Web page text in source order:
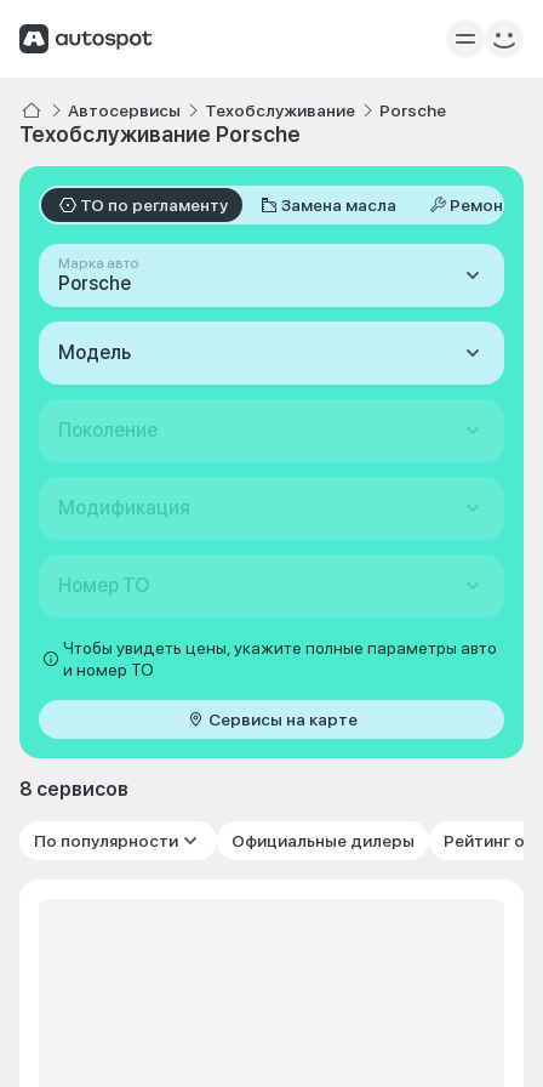
Автосервисы Техобслуживание Porsche
Техобслуживание Porsche
ТО по регламенту Замена масла Ремонт
Марка авто
Porsche
Модель
Поколение
Модификация
Номер ТО
Чтобы увидеть цены, укажите полные параметры авто
и номер ТО
Сервисы на карте
8 сервисов
По популярности Официальные дилеры Рейтинг